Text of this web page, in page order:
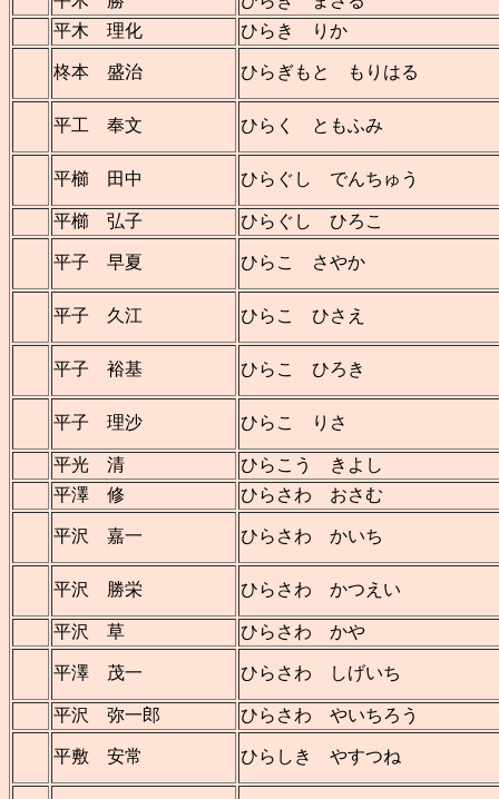
平木 理化
ひらき りか
柊本 盛治 ひらぎもと もりはる
平工 奉文 ひらく ともふみ
平櫛 田中 ひらぐし でんちゅう
平櫛 弘子 ひらぐし ひろこ
平子 早夏 ひらこ さやか
平子 久江 ひらこ ひさえ
平子 裕基 ひらこ ひろき
平子 理沙 ひらこ りさ
平光 清
ひらこう きよし
平澤 修
ひらさわ おさむ
平沢 嘉一 ひらさわ かいち
平沢 勝栄 ひらさわ かつえい
平沢 草 ひらさわ かや
平澤 茂一 ひらさわ しげいち
平沢 弥一郎 ひらさわ やいちろう
平敷 安常 ひらしき やすつね